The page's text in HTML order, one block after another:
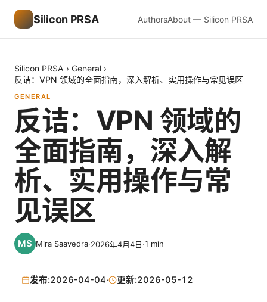
Silicon PRSA AuthorsAbout — Silicon PRSA
Silicon PRSA › General ›
反诘：VPN 领域的全面指南，深入解析、实用操作与常见误区
GENERAL
反诘：VPN 领域的
全面指南，深入解
析、实用操作与常
见误区
Mira Saavedra·2026年4月4日·1 min
发布:2026-04-04· 更新:2026-05-12